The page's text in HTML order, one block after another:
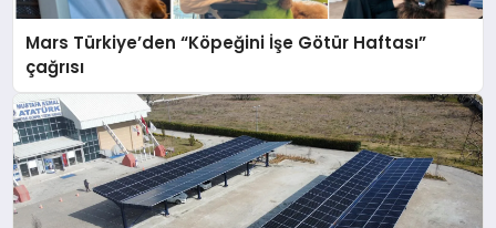
Mars Türkiye’den “Köpeğini İşe Götür Haftası”
çağrısı